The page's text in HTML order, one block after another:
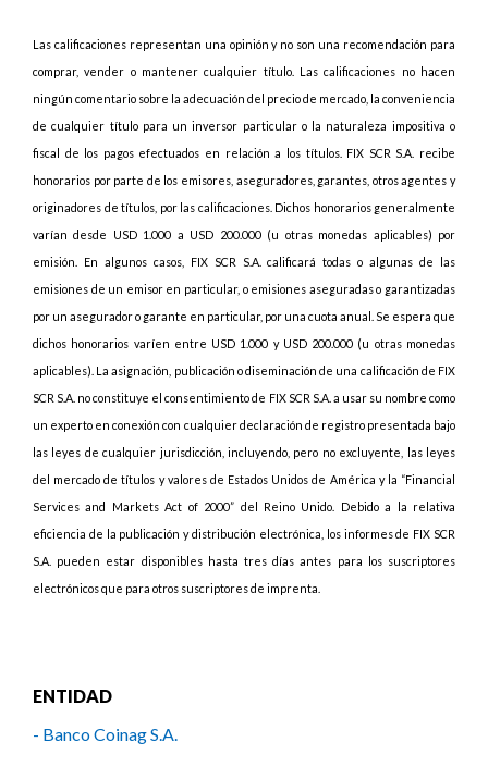
Las calificaciones representan una opinión y no son una recomendación para
comprar, vender o mantener cualquier título. Las calificaciones no hacen
ningún comentario sobre la adecuación del precio de mercado, la conveniencia
de cualquier título para un inversor particular o la naturaleza impositiva o
fiscal de los pagos efectuados en relación a los títulos. FIX SCR S.A. recibe
honorarios por parte de los emisores, aseguradores, garantes, otros agentes y
originadores de títulos, por las calificaciones. Dichos honorarios generalmente
varían desde USD 1.000 a USD 200.000 (u otras monedas aplicables) por
emisión. En algunos casos, FIX SCR S.A. calificará todas o algunas de las
emisiones de un emisor en particular, o emisiones aseguradas o garantizadas
por un asegurador o garante en particular, por una cuota anual. Se espera que
dichos honorarios varíen entre USD 1.000 y USD 200.000 (u otras monedas
aplicables). La asignación, publicación o diseminación de una calificación de FIX
SCR S.A. no constituye el consentimiento de FIX SCR S.A. a usar su nombre como
un experto en conexión con cualquier declaración de registro presentada bajo
las leyes de cualquier jurisdicción, incluyendo, pero no excluyente, las leyes
del mercado de títulos y valores de Estados Unidos de América y la “Financial
Services and Markets Act of 2000” del Reino Unido. Debido a la relativa
eficiencia de la publicación y distribución electrónica, los informes de FIX SCR
S.A. pueden estar disponibles hasta tres días antes para los suscriptores
electrónicos que para otros suscriptores de imprenta.
ENTIDAD
- Banco Coinag S.A.